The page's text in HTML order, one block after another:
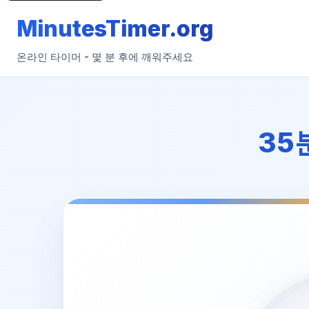
MinutesTimer.org
온라인 타이머 - 몇 분 후에 깨워주세요
35